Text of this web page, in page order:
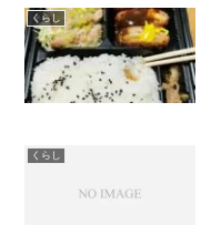
くらし
くらし